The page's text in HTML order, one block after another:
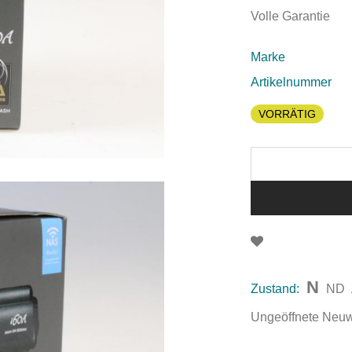
Volle Garantie
Marke
Artikelnummer
VORRÄTIG
Zustand: N ND
Ungeöffnete